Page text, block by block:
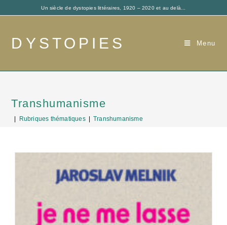
Un siècle de dystopies littéraires, 1920 – 2020 et au delà...
DYSTOPIES Menu
Transhumanisme
Rubriques thématiques Transhumanisme